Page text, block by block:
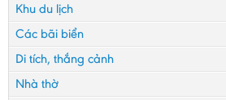
Khu du lịch
Các bãi biển
Di tích, thắng cảnh
Nhà thờ